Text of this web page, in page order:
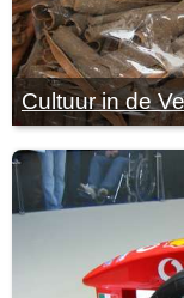
Cultuur in de